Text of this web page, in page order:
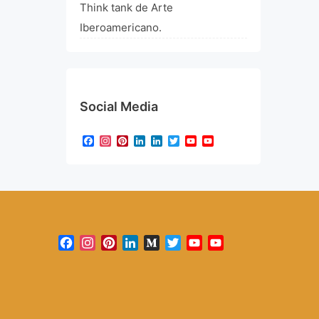
Think tank de Arte
Iberoamericano.
Social Media
Facebook
Instagram
Pinterest
LinkedIn
LinkedIn
TwitterYouTube
Facebook
Instagram
PinterestLinkedInMediumTwitterYouTube